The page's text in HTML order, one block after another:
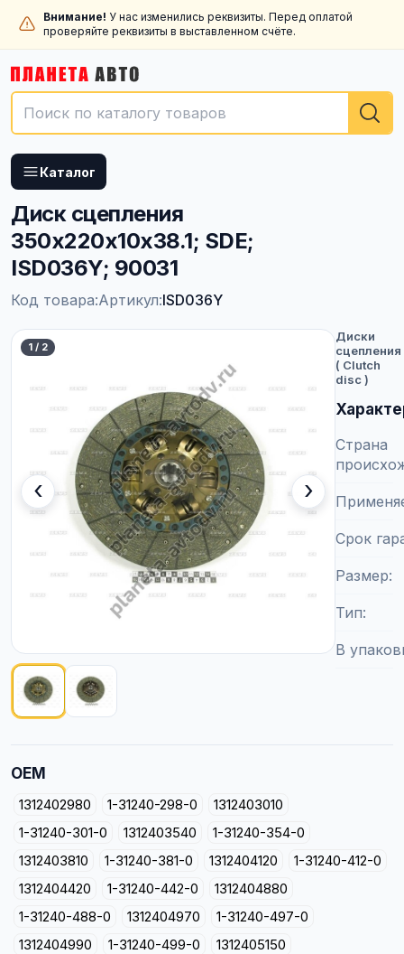
Внимание! У нас изменились реквизиты. Перед оплатой
проверяйте реквизиты в выставленном счёте.
Каталог
Диск сцепления
350x220x10x38.1; SDE;
ISD036Y; 90031
Код товара:Артикул:ISD036Y
1 / 2
‹ ›
Диски
сцепления
( Clutch
disc )
Страна
Срок
Размер
Тип
В
OEM
1312402980 1-31240-298-0
1312403010
1-31240-301-0
1312403540
1-31240-354-0
1312403810
1-31240-381-0 1312404120
1-31240-412-0
1312404420
1-31240-442-0
1312404880
1-31240-488-0
1312404970
1-31240-497-0
1312404990
1-31240-499-0
1312405150